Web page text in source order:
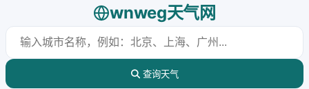
wnweg天气网
查询天气